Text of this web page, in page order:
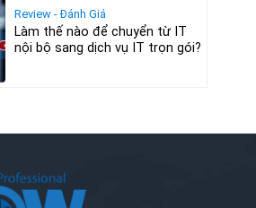
Review - Đánh Giá
Làm thế nào để chuyển từ IT
nội bộ sang dịch vụ IT trọn gói?